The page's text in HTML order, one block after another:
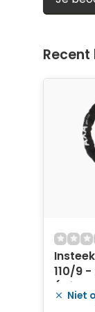
Recent
110/9
Niet